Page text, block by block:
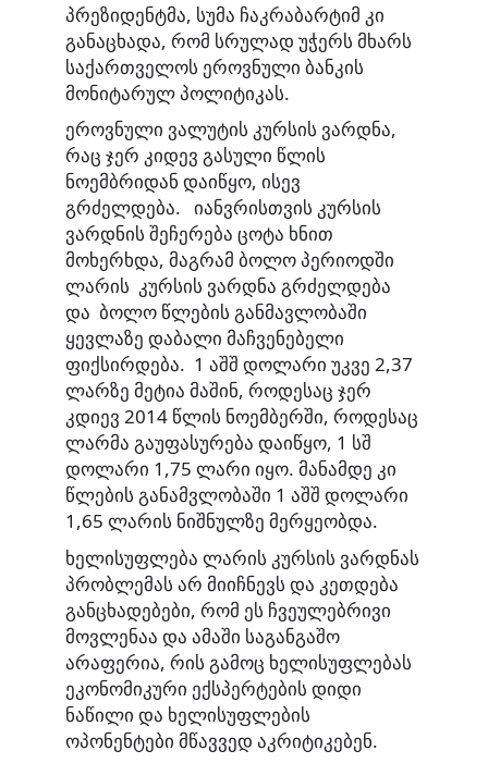
პრეზიდენტმა, სუმა ჩაკრაბარტიმ კი
განაცხადა, რომ სრულად უჭერს მხარს
საქართველოს ეროვნული ბანკის
მონიტარულ პოლიტიკას.
ეროვნული ვალუტის კურსის ვარდნა,
რაც ჯერ კიდევ გასული წლის
ნოემბრიდან დაიწყო, ისევ
გრძელდება. იანვრისთვის კურსის
ვარდნის შეჩერება ცოტა ხნით
მოხერხდა, მაგრამ ბოლო პერიოდში
ლარის კურსის ვარდნა გრძელდება
და ბოლო წლების განმავლობაში
ყევლაზე დაბალი მაჩვენებელი
ფიქსირდება. 1 აშშ დოლარი უკვე 2,37
ლარზე მეტია მაშინ, როდესაც ჯერ
კდიევ 2014 წლის ნოემბერში, როდესაც
ლარმა გაუფასურება დაიწყო, 1 სშ
დოლარი 1,75 ლარი იყო. მანამდე კი
წლების განამვლობაში 1 აშშ დოლარი
1,65 ლარის ნიშნულზე მერყეობდა.
ხელისუფლება ლარის კურსის ვარდნას
პრობლემას არ მიიჩნევს და კეთდება
განცხადებები, რომ ეს ჩვეულებრივი
მოვლენაა და ამაში საგანგაშო
არაფერია, რის გამოც ხელისუფლებას
ეკონომიკური ექსპერტების დიდი
ნაწილი და ხელისუფლების
ოპონენტები მწავვედ აკრიტიკებენ.